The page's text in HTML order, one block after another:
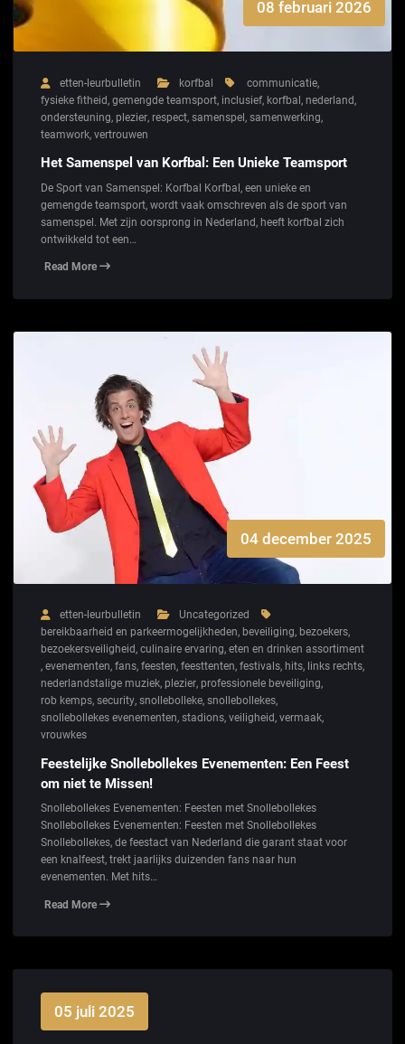
08 februari 2026
etten-leurbulletin korfbal communicatie,
fysieke fitheid, gemengde teamsport, inclusief, korfbal, nederland,
ondersteuning, plezier, respect, samenspel, samenwerking,
teamwork, vertrouwen
Het Samenspel van Korfbal: Een Unieke Teamsport
De Sport van Samenspel: Korfbal Korfbal, een unieke en
gemengde teamsport, wordt vaak omschreven als de sport van
samenspel. Met zijn oorsprong in Nederland, heeft korfbal zich
ontwikkeld tot een…
Read More
04 december 2025
etten-leurbulletin
Uncategorized
bereikbaarheid en parkeermogelijkheden, beveiliging, bezoekers,
bezoekersveiligheid, culinaire ervaring, eten en drinken assortiment
, evenementen, fans, feesten, feesttenten, festivals, hits, links rechts,
nederlandstalige muziek, plezier, professionele beveiliging,
rob kemps, security, snollebolleke, snollebollekes,
snollebollekes evenementen, stadions, veiligheid, vermaak,
vrouwkes
Feestelijke Snollebollekes Evenementen: Een Feest
om niet te Missen!
Snollebollekes Evenementen: Feesten met Snollebollekes
Snollebollekes Evenementen: Feesten met Snollebollekes
Snollebollekes, de feestact van Nederland die garant staat voor
een knalfeest, trekt jaarlijks duizenden fans naar hun
evenementen. Met hits…
Read More
05 juli 2025